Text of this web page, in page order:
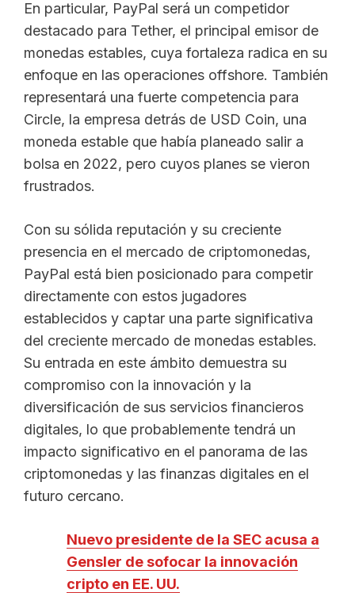
En particular, PayPal será un competidor
destacado para Tether, el principal emisor de
monedas estables, cuya fortaleza radica en su
enfoque en las operaciones offshore. También
representará una fuerte competencia para
Circle, la empresa detrás de USD Coin, una
moneda estable que había planeado salir a
bolsa en 2022, pero cuyos planes se vieron
frustrados.
Con su sólida reputación y su creciente
presencia en el mercado de criptomonedas,
PayPal está bien posicionado para competir
directamente con estos jugadores
establecidos y captar una parte significativa
del creciente mercado de monedas estables.
Su entrada en este ámbito demuestra su
compromiso con la innovación y la
diversificación de sus servicios financieros
digitales, lo que probablemente tendrá un
impacto significativo en el panorama de las
criptomonedas y las finanzas digitales en el
futuro cercano.
Nuevo presidente de la SEC acusa a
Gensler de sofocar la innovación
cripto en EE. UU.